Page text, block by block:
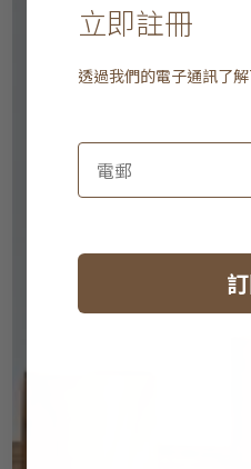
立即註冊
透過我們的電子通訊了解